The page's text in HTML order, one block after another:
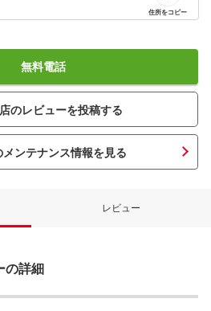
住所をコピー
無料電話
のレビューを投稿する
メンテナンス情報を見る
レビュー
詳細